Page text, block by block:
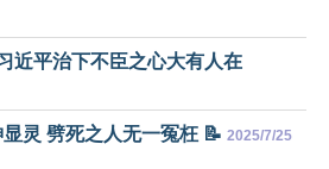
近平治下不臣之心大有人在
灵 劈死之人无一冤枉 📝 2025/7/25